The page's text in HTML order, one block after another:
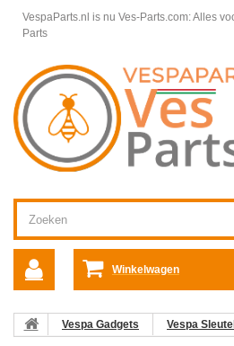
VespaParts.nl is nu Ves-Parts.com: Alles
Parts
Winkelwagen
Vespa Gadgets
Vespa